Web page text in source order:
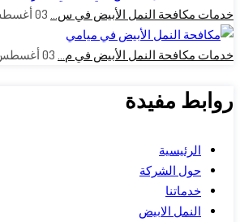
خدمات مكافحة النمل الأبيض في س… 03 أغسطس 26
خدمات مكافحة النمل الأبيض في م… 03 أغسطس 26
روابط مفيدة
الرئيسية
حول الشركة
خدماتنا
النمل الابيض